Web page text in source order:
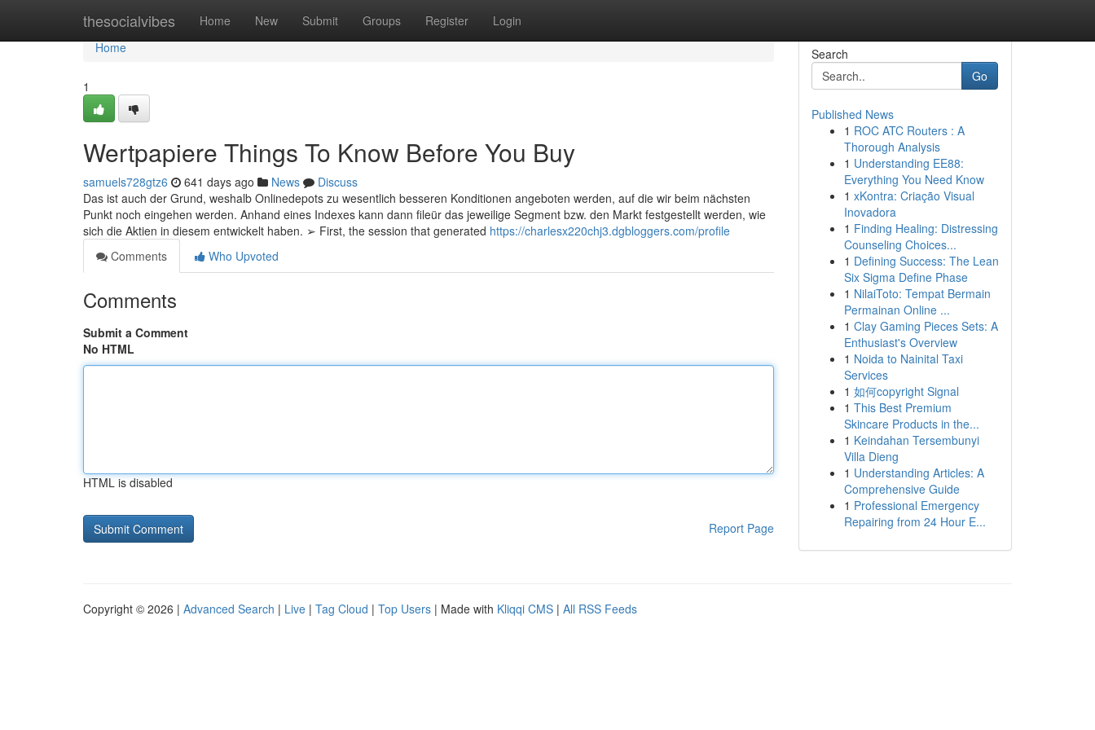
thesocialvibes Home New Submit Groups Register Login
Home
Home
1
Wertpapiere Things To Know Before You Buy
samuels728gtz6 641 days ago News
Discuss
Das ist auch der Grund, weshalb Onlinedepots zu wesentlich besseren Konditionen angeboten werden, auf die wir beim nächsten
Punkt noch eingehen werden. Anhand eines Indexes kann dann fileür das jeweilige Segment bzw. den Markt festgestellt werden, wie
sich die Aktien in diesem entwickelt haben. ➢ First, the session that generated https://charlesx220chj3.dgbloggers.com/profile
Comments
Who Upvoted
Comments
Submit a Comment
No HTML
HTML is disabled
Report Page
Search
Go
Published News
1 ROC ATC Routers : A
Thorough Analysis
1 Understanding EE88:
Everything You Need Know
1 xKontra: Criação Visual
Inovadora
1 Finding Healing: Distressing
Counseling Choices...
1 Defining Success: The Lean
Six Sigma Define Phase
1 NilaiToto: Tempat Bermain
Permainan Online ...
1 Clay Gaming Pieces Sets: A
Enthusiast's Overview
1 Noida to Nainital Taxi
Services
1 如何copyright Signal
1 This Best Premium
Skincare Products in the...
1 Keindahan Tersembunyi
Villa Dieng
1 Understanding Articles: A
Comprehensive Guide
1 Professional Emergency
Repairing from 24 Hour E...
Copyright © 2026 | Advanced Search | Live | Tag Cloud | Top Users | Made with Kliqqi CMS | All RSS Feeds